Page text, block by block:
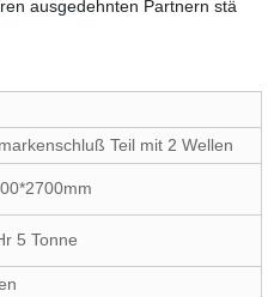
ausgedehnten Partnern stä
Teil mit 2 Wellen
5 Tonne